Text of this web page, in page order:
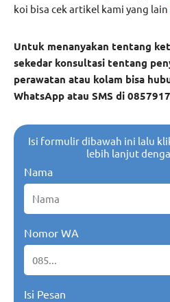
koi bisa cek artikel kami yang lain
Untuk menanyakan tentang
sekedar konsultasi tentang
perawatan atau kolam bisa
WhatsApp atau SMS di
Isi formulir dibawah ini lalu
lebih lanjut
Nama
Nomor WA
Isi Pesan